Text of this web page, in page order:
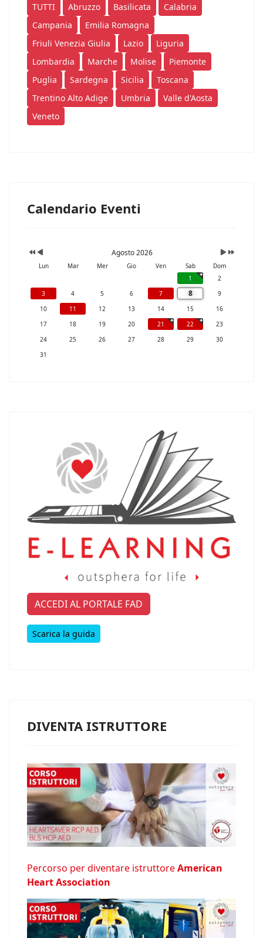
TUTTI Abruzzo Basilicata
Calabria
Campania
Emilia Romagna
Friuli Venezia Giulia
Lazio
Liguria
Lombardia
Marche Molise
Piemonte
Puglia
Sardegna Sicilia
Toscana
Trentino Alto Adige
Umbria
Valle d'Aosta
Veneto
Calendario Eventi
Agosto 2026
Lun Mar Mer Gio Ven Sab
Dom
1
2
3
4 5 6 7 8
9
10
11 12 13 14 15
16
17
18 19 20 21 22
23
24
25 26 27 28 29
30
31
ACCEDI AL PORTALE FAD
Scarica la guida
DIVENTA ISTRUTTORE
Percorso per diventare istruttoreAmerican
Heart Association